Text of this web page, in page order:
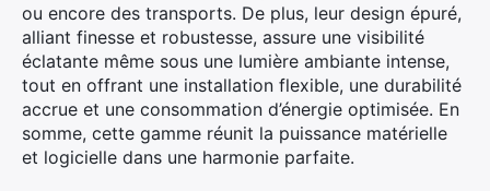
ou encore des transports. De plus, leur design épuré,
alliant finesse et robustesse, assure une visibilité
éclatante même sous une lumière ambiante intense,
tout en offrant une installation flexible, une durabilité
accrue et une consommation d’énergie optimisée. En
somme, cette gamme réunit la puissance matérielle
et logicielle dans une harmonie parfaite.